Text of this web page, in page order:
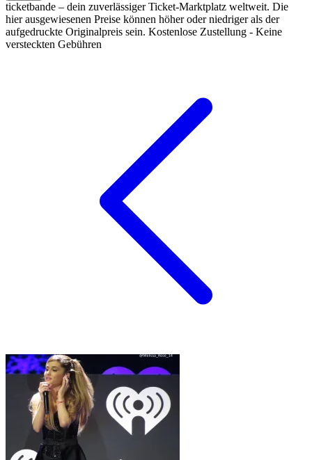
ticketbande – dein zuverlässiger Ticket-Marktplatz weltweit. Die
hier ausgewiesenen Preise können höher oder niedriger als der
aufgedruckte Originalpreis sein. Kostenlose Zustellung - Keine
versteckten Gebühren